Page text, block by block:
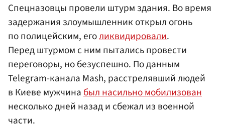
Спецназовцы провели штурм здания. Во время
задержания злоумышленник открыл огонь
по полицейским, еголиквидировали.
Перед штурмом с ним пытались провести
переговоры, но безуспешно. По данным
Telegram-канала Mash, расстрелявший людей
в Киеве мужчинабыл насильно мобилизован
несколько дней назад и сбежал из военной
части.